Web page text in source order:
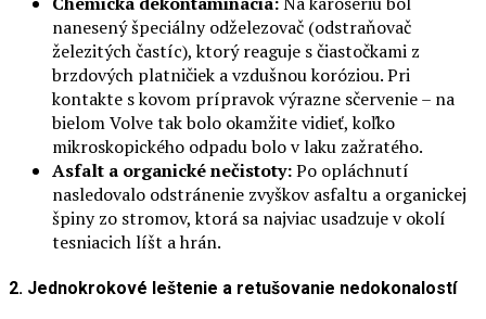
nanesený špeciálny odželezovač (odstraňovač
železitých častíc), ktorý reaguje s čiastočkami z
brzdových platničiek a vzdušnou koróziou. Pri
kontakte s kovom prípravok výrazne sčervenie – na
bielom Volve tak bolo okamžite vidieť, koľko
mikroskopického odpadu bolo v laku zažratého.
Asfalt a organické nečistoty:Po opláchnutí
nasledovalo odstránenie zvyškov asfaltu a organickej
špiny zo stromov, ktorá sa najviac usadzuje v okolí
tesniacich líšt a hrán.
2. Jednokrokové leštenie a retušovanie nedokonalostí